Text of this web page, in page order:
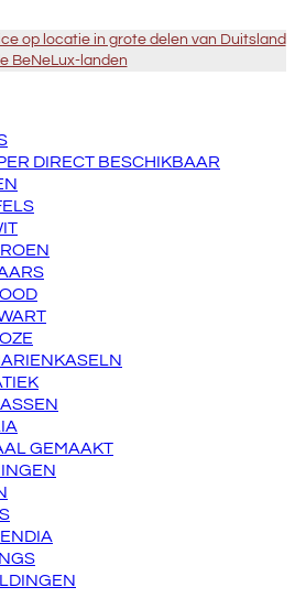
op locatie in grote delen van Duitsland
BeNeLux-landen
DIRECT BESCHIKBAAR
GEMAAKT